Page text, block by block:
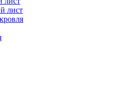
лист